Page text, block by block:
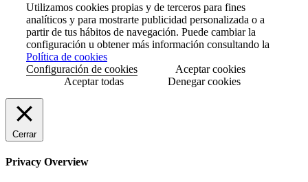
Utilizamos cookies propias y de terceros para fines
analíticos y para mostrarte publicidad personalizada o a
partir de tus hábitos de navegación. Puede cambiar la
configuración u obtener más información consultando la
Política de cookies
Configuración de cookies
Aceptar cookies
Aceptar todas
Denegar cookies
Cerrar
Privacy Overview